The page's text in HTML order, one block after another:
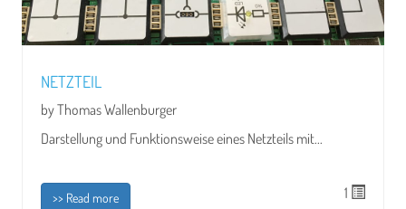
NETZTEIL
by Thomas Wallenburger
Darstellung und Funktionsweise eines Netzteils mit...
>> Read more 1